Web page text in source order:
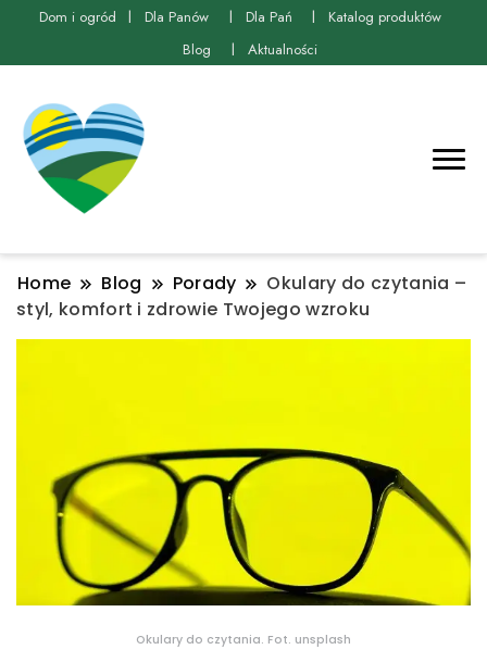
Dom i ogród Dla Panów Dla Pań
Katalog produktów
Blog
Aktualności
Home Blog Porady
Okulary do czytania –
styl, komfort i zdrowie Twojego wzroku
Okulary do czytania. Fot. unsplash